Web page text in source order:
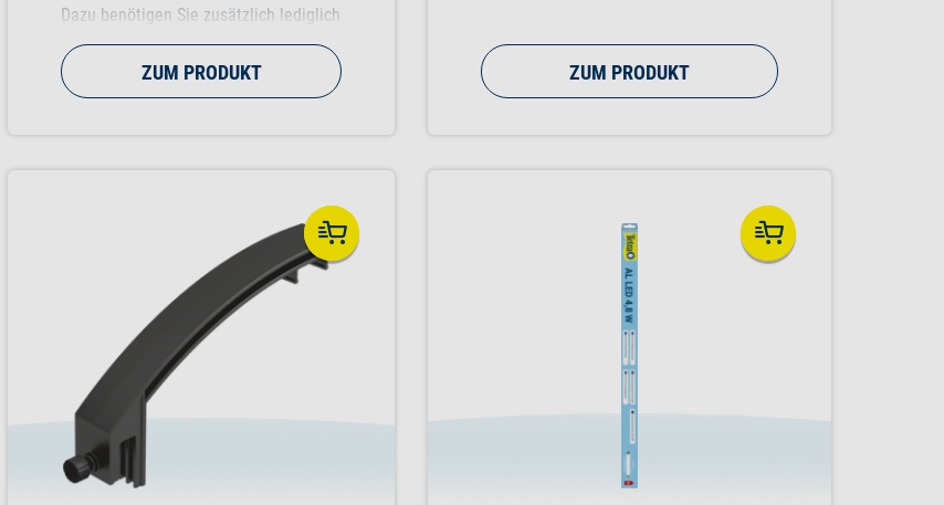
Dazu benötigen Sie zusätzlich lediglich
den Tetra LightWave Splitter. Die hohe
Lumenzahl der LED lässt ihr Aquarium
in einem brillanten und naturnahen
ZUM PRODUKT ZUM PRODUKT